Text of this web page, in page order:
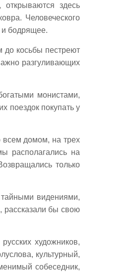
здесь
Человеческого
и бодрящее.
косьбы пестреют
разгуливающих
монистами,
поездок покупать у
домом, на трех
располагались на
только
видениями,
рассказали бы свою
художников,
культурный,
собеседник,